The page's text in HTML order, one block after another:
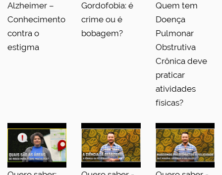
Alzheimer –
Conhecimento
contra o
estigma
Gordofobia: é
crime ou é
bobagem?
Quem tem
Doença
Pulmonar
Obstrutiva
Crônica deve
praticar
atividades
físicas?